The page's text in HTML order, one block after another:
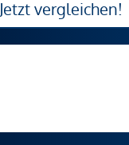
Jetzt vergleichen!